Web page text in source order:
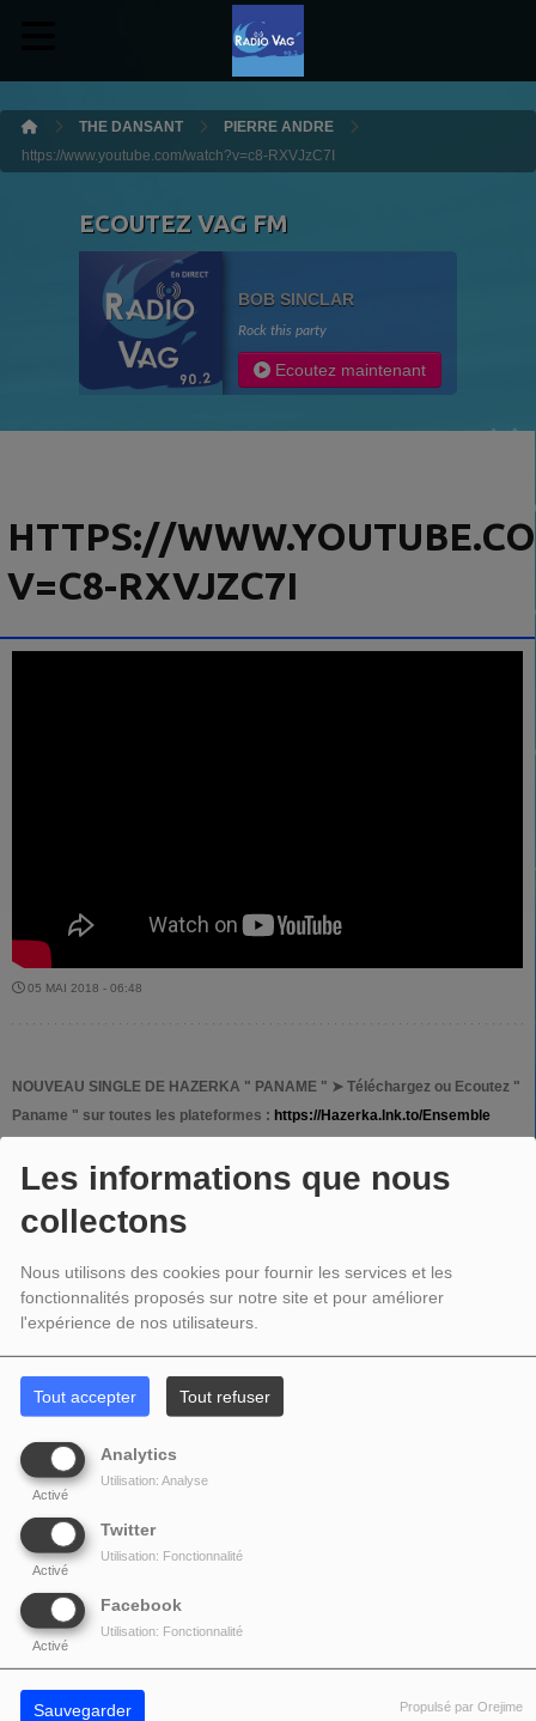
Les informations que nous
collectons
Nous utilisons des cookies pour fournir les services et les
fonctionnalités proposés sur notre site et pour améliorer
l'expérience de nos utilisateurs.
Tout accepter Tout refuser
Analytics
Activé
Utilisation: Analyse
Twitter
Activé
Utilisation: Fonctionnalité
Facebook
Activé
Utilisation: Fonctionnalité
Sauvegarder Propulsé par Orejime
THE DANSANT
PIERRE ANDRE
https://www.youtube.com/watch?v=c8-RXVJzC7I
ECOUTEZ VAG FM
BOB SINCLAR
Rock this party
Ecoutez maintenant
HTTPS://
V=C8-RXVJZC7I
05 MAI 2018 - 06:48
NOUVEAU SINGLE DE HAZERKA " PANAME " ➤ Téléchargez ou Ecoutez "
Paname " sur toutes les plateformes : https://Hazerka.lnk.to/Ensemble
Facebook : https://www.facebook.com/hazerkaoffic...
Twitter: http://twitter.com/HazerkaOfficial
Instagram : hazerkaofficiel
Snapchat : hazerka
COMMENTAIRES(0)
SE CONNECTER